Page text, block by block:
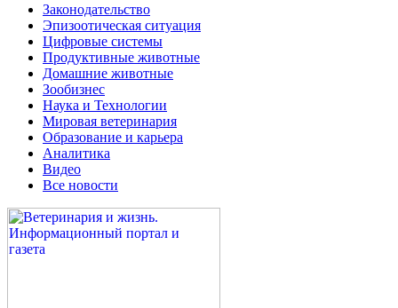
Законодательство
Эпизоотическая ситуация
Цифровые системы
Продуктивные животные
Домашние животные
Зообизнес
Наука и Технологии
Мировая ветеринария
Образование и карьера
Аналитика
Видео
Все новости